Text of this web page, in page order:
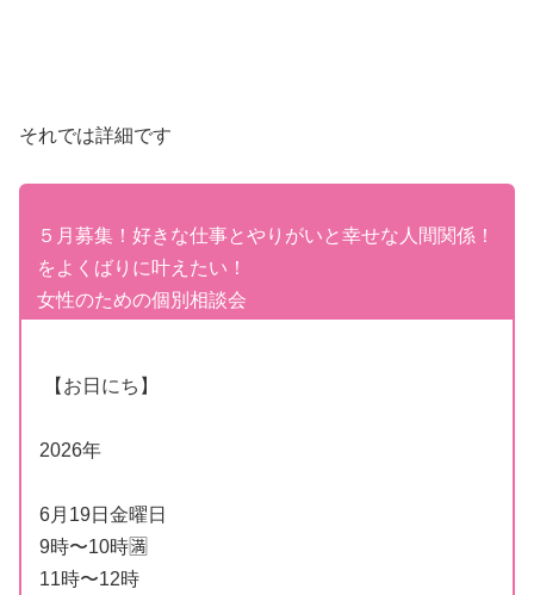
それでは詳細です
５月募集！好きな仕事とやりがいと幸せな人間関係！
をよくばりに叶えたい！
女性のための個別相談会
【お日にち】
2026年
6月19日金曜日
9時〜10時🈵
11時〜12時